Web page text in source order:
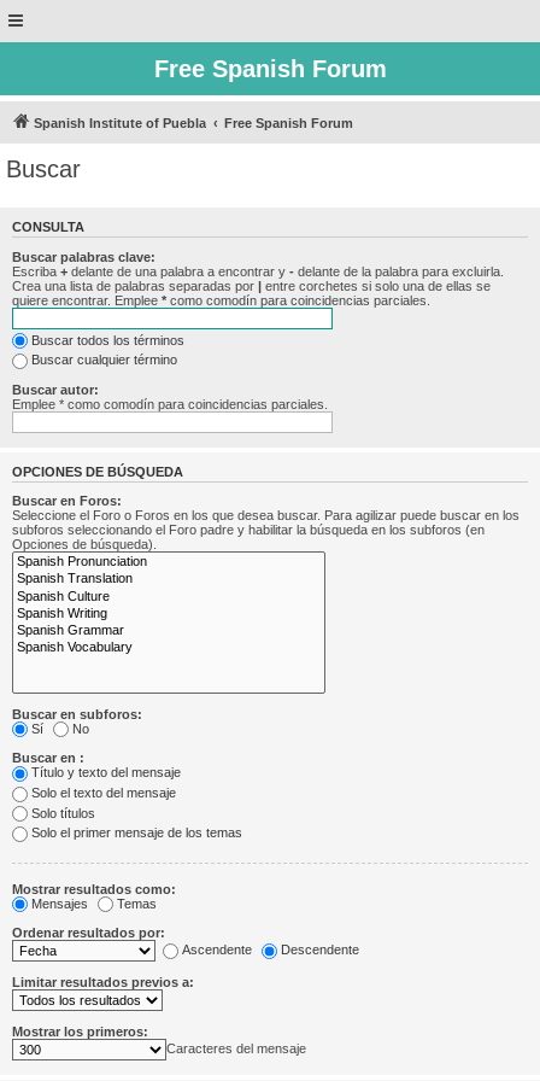
Free Spanish Forum
Spanish Institute of Puebla Free Spanish Forum
Buscar
CONSULTA
Buscar palabras clave:
Escriba + delante de una palabra a encontrar y - delante de la palabra para excluirla.
Crea una lista de palabras separadas por | entre corchetes si solo una de ellas se
quiere encontrar. Emplee * como comodín para coincidencias parciales.
Buscar todos los términos
Buscar cualquier término
Buscar autor:
Emplee * como comodín para coincidencias parciales.
OPCIONES DE BÚSQUEDA
Buscar en Foros:
Seleccione el Foro o Foros en los que desea buscar. Para agilizar puede buscar en los
subforos seleccionando el Foro padre y habilitar la búsqueda en los subforos (en
Opciones de búsqueda).
Buscar en subforos:
Sí
No
Buscar en :
Título y texto del mensaje
Solo el texto del mensaje
Solo títulos
Solo el primer mensaje de los temas
Mostrar resultados como:
Mensajes
Temas
Ordenar resultados por:
Ascendente
Descendente
Limitar resultados previos a:
Mostrar los primeros:
Caracteres del mensaje